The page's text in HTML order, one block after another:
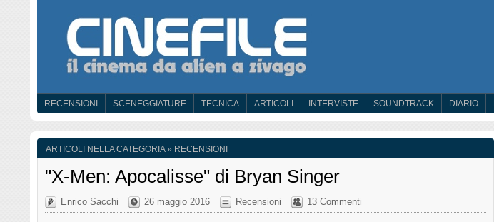
RECENSIONI SCENEGGIATURE TECNICA ARTICOLI INTERVISTE SOUNDTRACK DIARIO
ARTICOLI NELLA CATEGORIA » RECENSIONI
"X-Men: Apocalisse" di Bryan Singer
Enrico Sacchi 26 maggio 2016 Recensioni 13 Commenti